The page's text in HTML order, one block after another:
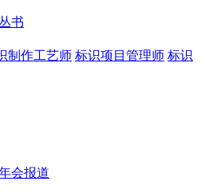
书
制作工艺师 标识项目管理师 标识
会报道